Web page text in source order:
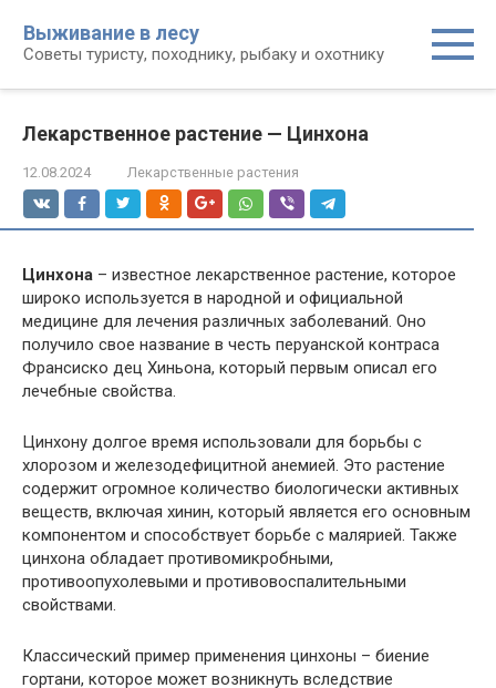
контенту
Выживание в лесу
Советы туристу, походнику, рыбаку и охотнику
Лекарственное растение — Цинхона
12.08.2024 Лекарственные растения
Цинхона – известное лекарственное растение, которое
широко используется в народной и официальной
медицине для лечения различных заболеваний. Оно
получило свое название в честь перуанской контраса
Франсиско дец Хиньона, который первым описал его
лечебные свойства.
Цинхону долгое время использовали для борьбы с
хлорозом и железодефицитной анемией. Это растение
содержит огромное количество биологически активных
веществ, включая хинин, который является его основным
компонентом и способствует борьбе с малярией. Также
цинхона обладает противомикробными,
противоопухолевыми и противовоспалительными
свойствами.
Классический пример применения цинхоны – биение
гортани, которое может возникнуть вследствие